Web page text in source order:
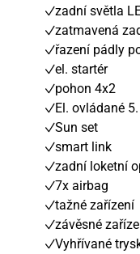
zadní světla
zatmavená
řazení pádly
el. startér
pohon 4x2
El. ovládané
Sun set
smart link
zadní loketní
7x airbag
tažné zařízení
závěsné
Vyhřívané